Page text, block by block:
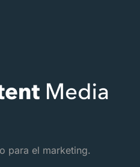
para el marketing.